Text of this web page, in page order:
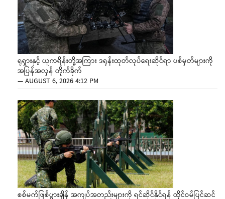
ရုရှားနှင့် ယူကရိန်းတို့အကြား ဒရုန်းထုတ်လုပ်ရေးဆိုင်ရာ ပစ်မှတ်များကို
အပြန်အလှန် တိုက်ခိုက်
—AUGUST 6, 2026 4:12 PM
စစ်မက်ဖြစ်ပွားချိန် အကျပ်အတည်းများကို ရင်ဆိုင်နိုင်ရန် ထိုင်ဝမ်ပြင်ဆင်